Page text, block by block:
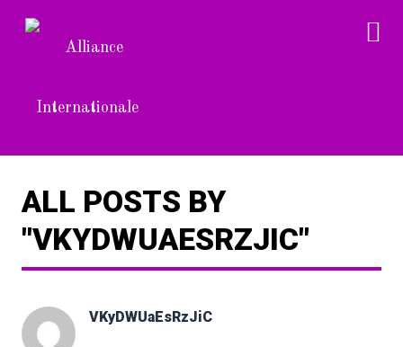
ALL POSTS BY
"VKYDWUAESRZJIC"
VKyDWUaEsRzJiC